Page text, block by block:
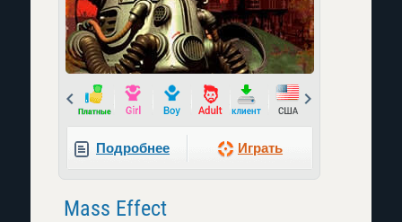
Prev
Подробнее Играть
Mass Effect